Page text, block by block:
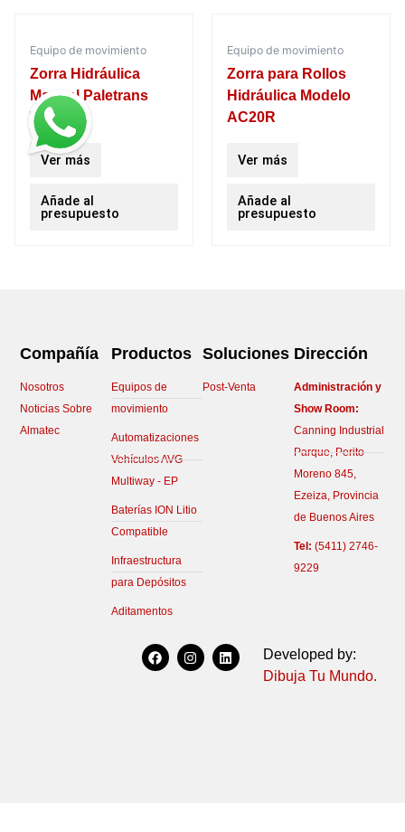
Equipo de movimiento
Zorra Hidráulica
Manual Paletrans
TM2500.
Ver más
Añade al
presupuesto
Equipo de movimiento
Zorra para Rollos
Hidráulica Modelo
AC20R
Ver más
Añade al
presupuesto
Compañía
Nosotros
Noticias Sobre
Almatec
Productos
Equipos de
movimiento
Automatizaciones
Vehículos AVG
Multiway - EP
Baterías ION Litio
Compatible
Infraestructura
para Depósitos
Aditamentos
Soluciones
Post-Venta
Dirección
Administración y
Show Room:
Canning Industrial
Parque, Perito
Moreno 845,
Ezeiza, Provincia
de Buenos Aires
Tel: (5411) 2746-
9229
F
a
c
I
n
s
L
i
n
Developed by:
Dibuja Tu Mundo.